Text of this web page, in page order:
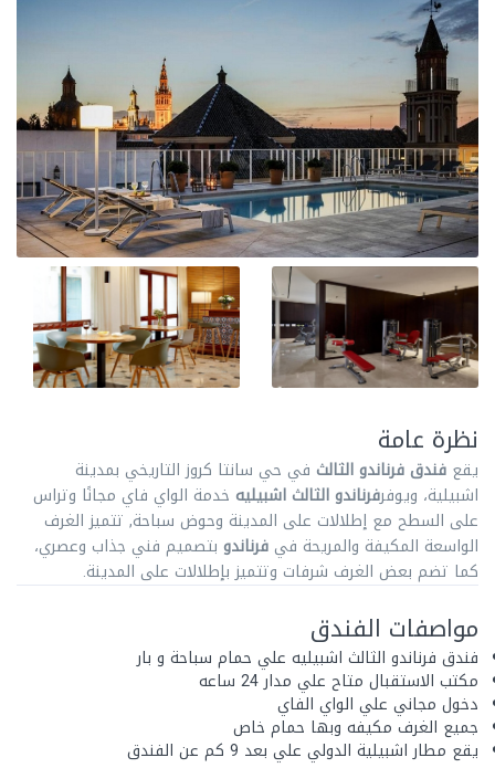
نظرة عامة
يقع فندق فرناندو الثالث في حي سانتا كروز التاريخي بمدينة
اشبيلية، ويوفرفرناندو الثالث اشبيليه خدمة الواي فاي مجانًا وتراس
على السطح مع إطلالات على المدينة وحوض سباحة, تتميز الغرف
الواسعة المكيفة والمريحة في فرناندو بتصميم فني جذاب وعصري،
كما تضم بعض الغرف شرفات وتتميز بإطلالات على المدينة.
مواصفات الفندق
فندق فرناندو الثالث اشبيليه علي حمام سباحة و بار
مكتب الاستقبال متاح علي مدار 24 ساعه
دخول مجاني علي الواي الفاي
جميع الغرف مكيفه وبها حمام خاص
يقع مطار اشبيلية الدولي علي بعد 9 كم عن الفندق